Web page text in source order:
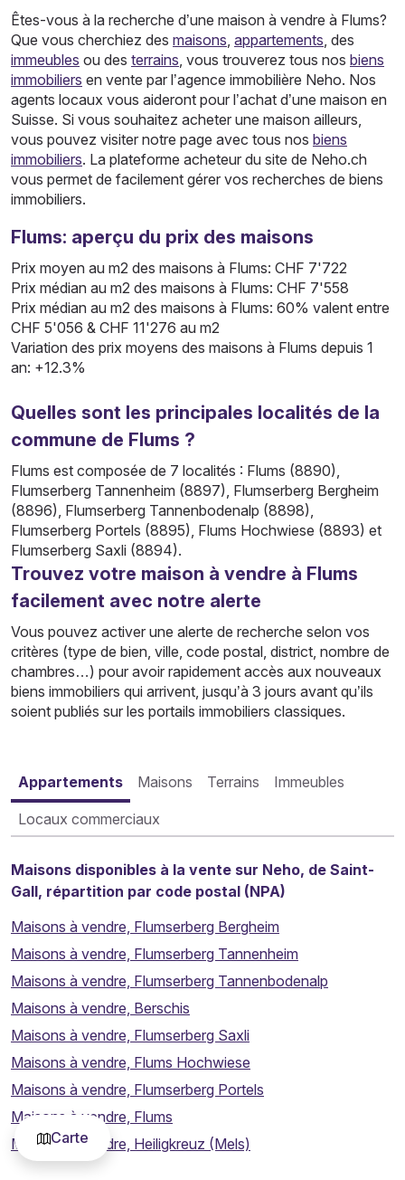
Êtes-vous à la recherche d’une maison à vendre à Flums?
Que vous cherchiez des maisons, appartements, des
immeubles ou des terrains, vous trouverez tous nos biens
immobiliers en vente par l’agence immobilière Neho. Nos
agents locaux vous aideront pour l’achat d’une maison en
Suisse. Si vous souhaitez acheter une maison ailleurs,
vous pouvez visiter notre page avec tous nos biens
immobiliers. La plateforme acheteur du site de Neho.ch
vous permet de facilement gérer vos recherches de biens
immobiliers.
Flums: aperçu du prix des maisons
Prix moyen au m2 des maisons à Flums: CHF 7'722
Prix médian au m2 des maisons à Flums: CHF 7'558
Prix médian au m2 des maisons à Flums: 60% valent entre
CHF 5'056 & CHF 11'276 au m2
Variation des prix moyens des maisons à Flums depuis 1
an: +12.3%
Quelles sont les principales localités de la
commune de Flums ?
Flums est composée de 7 localités : Flums (8890),
Flumserberg Tannenheim (8897), Flumserberg Bergheim
(8896), Flumserberg Tannenbodenalp (8898),
Flumserberg Portels (8895), Flums Hochwiese (8893) et
Flumserberg Saxli (8894).
Trouvez votre maison à vendre à Flums
facilement avec notre alerte
Vous pouvez activer une alerte de recherche selon vos
critères (type de bien, ville, code postal, district, nombre de
chambres…) pour avoir rapidement accès aux nouveaux
biens immobiliers qui arrivent, jusqu’à 3 jours avant qu’ils
soient publiés sur les portails immobiliers classiques.
Appartements Maisons Terrains Immeubles
Locaux commerciaux
Maisons disponibles à la vente sur Neho, de Saint-
Gall, répartition par code postal (NPA)
Maisons à vendre, Flumserberg Bergheim
Maisons à vendre, Flumserberg Tannenheim
Maisons à vendre, Flumserberg Tannenbodenalp
Maisons à vendre, Berschis
Maisons à vendre, Flumserberg Saxli
Maisons à vendre, Flums Hochwiese
Maisons à vendre, Flumserberg Portels
Maisons à vendre, Flums
Maisons à vendre, Heiligkreuz (Mels)
Carte